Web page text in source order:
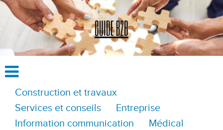
Construction et travaux
Services et conseils
Entreprise
Information communication
Médical